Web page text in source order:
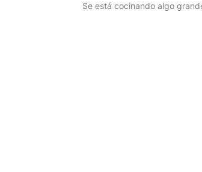
Se está cocinando algo